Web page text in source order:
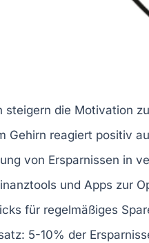
steigern die Motivation
Gehirn reagiert positiv
von Ersparnissen in
und Apps zur
für regelmäßiges
5-10% der